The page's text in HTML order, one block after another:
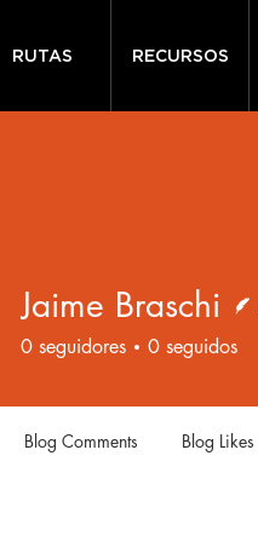
RUTAS RECURSOS
Jaime Braschi
0 seguidores 0 seguidos
Blog Comments Blog Likes